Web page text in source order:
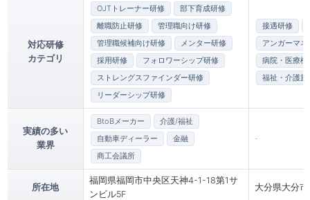
対応研修
カテゴリ
OJTトレーナー研修
部下育成研修
離職防止研修
管理職向け研修
管理職候補向け研修
メンター研修
採用研修
フォロワーシップ研修
ストレングスファインダー研修
リーダーシップ研修
接遇研修
アンガーマ
病院・医療
福祉・介護
実績の多い
業界
BtoBメーカー
介護/福祉
自動車ディーラー
金融
商工会議所
-
所在地
福岡県福岡市中央区天神4-1-18第1サ
ンビル5F
大分県大分